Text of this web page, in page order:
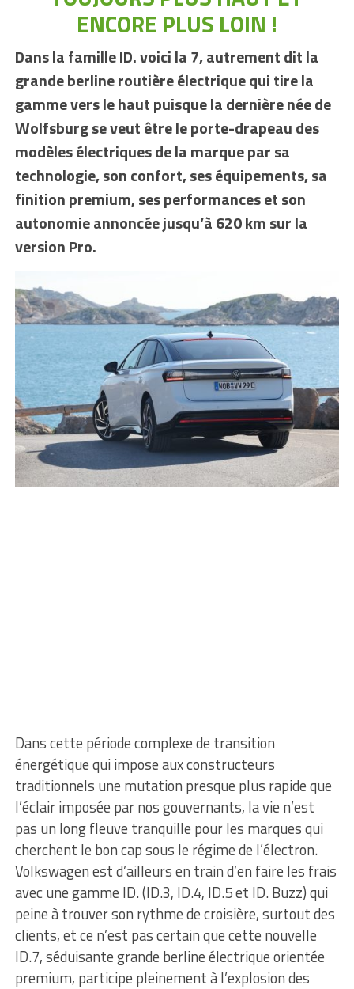
ENCORE PLUS LOIN !
Dans la famille ID. voici la 7, autrement dit la
grande berline routière électrique qui tire la
gamme vers le haut puisque la dernière née de
Wolfsburg se veut être le porte-drapeau des
modèles électriques de la marque par sa
technologie, son confort, ses équipements, sa
finition premium, ses performances et son
autonomie annoncée jusqu’à 620 km sur la
version Pro.
Dans cette période complexe de transition
énergétique qui impose aux constructeurs
traditionnels une mutation presque plus rapide que
l’éclair imposée par nos gouvernants, la vie n’est
pas un long fleuve tranquille pour les marques qui
cherchent le bon cap sous le régime de l’électron.
Volkswagen est d’ailleurs en train d’en faire les frais
avec une gamme ID. (ID.3, ID.4, ID.5 et ID. Buzz) qui
peine à trouver son rythme de croisière, surtout des
clients, et ce n’est pas certain que cette nouvelle
ID.7, séduisante grande berline électrique orientée
premium, participe pleinement à l’explosion des